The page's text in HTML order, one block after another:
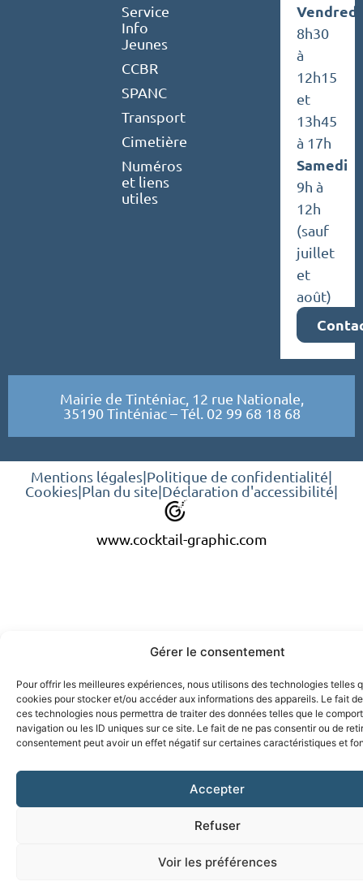
Gérer le consentement
Pour offrir les meilleures expériences, nous utilisons des technologies telles
cookies pour stocker et/ou accéder aux informations des appareils. Le fait
ces technologies nous permettra de traiter des données telles que le
navigation ou les ID uniques sur ce site. Le fait de ne pas consentir ou de
consentement peut avoir un effet négatif sur certaines caractéristiques et
Accepter
Refuser
Voir les préférences
Service
Info
Jeunes
CCBR
SPANC
Transport
Cimetière
Numéros
et liens
utiles
Vendredi
8h30
à
12h15
et
13h45
à 17h
Samedi
9h à
12h
(sauf
juillet
et
août)
Mairie de Tinténiac, 12 rue Nationale,
35190 Tinténiac – Tél. 02 99 68 18 68
Mentions légales|Politique de confidentialité|
Cookies|Plan du site|Déclaration d'accessibilité|
www.cocktail-graphic.com